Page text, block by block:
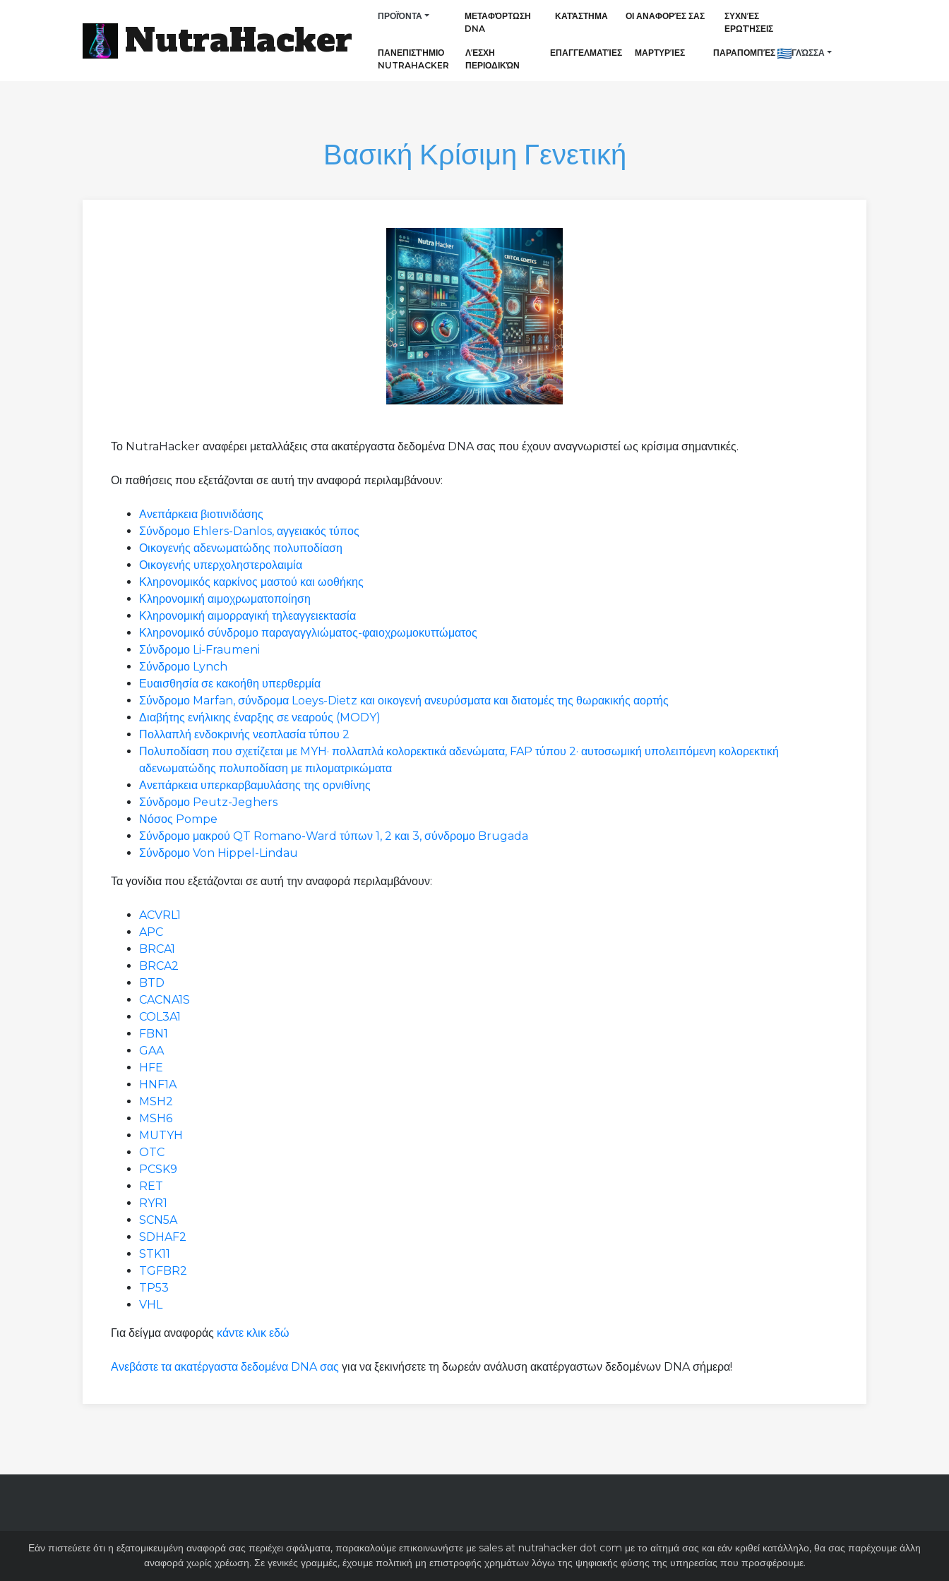
NutraHacker
ΠΡΟΪΌΝΤΑ
ΜΕΤΑΦΌΡΤΩΣΗ
DNA
ΚΑΤΆΣΤΗΜΑ ΟΙ ΑΝΑΦΟΡΈΣ ΣΑΣ
ΣΥΧΝΈΣ
ΕΡΩΤΉΣΕΙΣ
ΠΑΝΕΠΙΣΤΉΜΙΟ
NUTRAHACKER
ΛΈΣΧΗ
ΠΕΡΙΟΔΙΚΏΝ
ΕΠΑΓΓΕΛΜΑΤΊΕΣ ΜΑΡΤΥΡΊΕΣ ΠΑΡΑΠΟΜΠΈΣ ΓΛΏΣΣΑ
Βασική Κρίσιμη Γενετική
Το NutraHacker αναφέρει μεταλλάξεις στα ακατέργαστα δεδομένα DNA σας που έχουν αναγνωριστεί ως κρίσιμα σημαντικές.
Οι παθήσεις που εξετάζονται σε αυτή την αναφορά περιλαμβάνουν:
Ανεπάρκεια βιοτινιδάσης
Σύνδρομο Ehlers-Danlos, αγγειακός τύπος
Οικογενής αδενωματώδης πολυποδίαση
Οικογενής υπερχοληστερολαιμία
Κληρονομικός καρκίνος μαστού και ωοθήκης
Κληρονομική αιμοχρωματοποίηση
Κληρονομική αιμορραγική τηλεαγγειεκτασία
Κληρονομικό σύνδρομο παραγαγγλιώματος-φαιοχρωμοκυττώματος
Σύνδρομο Li-Fraumeni
Σύνδρομο Lynch
Ευαισθησία σε κακοήθη υπερθερμία
Σύνδρομο Marfan, σύνδρομα Loeys-Dietz και οικογενή ανευρύσματα και διατομές της θωρακικής αορτής
Διαβήτης ενήλικης έναρξης σε νεαρούς (MODY)
Πολλαπλή ενδοκρινής νεοπλασία τύπου 2
Πολυποδίαση που σχετίζεται με MYH· πολλαπλά κολορεκτικά αδενώματα, FAP τύπου 2· αυτοσωμική υπολειπόμενη κολορεκτική
αδενωματώδης πολυποδίαση με πιλοματρικώματα
Ανεπάρκεια υπερκαρβαμυλάσης της ορνιθίνης
Σύνδρομο Peutz-Jeghers
Νόσος Pompe
Σύνδρομο μακρού QT Romano-Ward τύπων 1, 2 και 3, σύνδρομο Brugada
Σύνδρομο Von Hippel-Lindau
Τα γονίδια που εξετάζονται σε αυτή την αναφορά περιλαμβάνουν:
ACVRL1
APC
BRCA1
BRCA2
BTD
CACNA1S
COL3A1
FBN1
GAA
HFE
HNF1A
MSH2
MSH6
MUTYH
OTC
PCSK9
RET
RYR1
SCN5A
SDHAF2
STK11
TGFBR2
TP53
VHL
Για δείγμα αναφοράς κάντε κλικ εδώ
Ανεβάστε τα ακατέργαστα δεδομένα DNA σας για να ξεκινήσετε τη δωρεάν ανάλυση ακατέργαστων δεδομένων DNA σήμερα!
Εάν πιστεύετε ότι η εξατομικευμένη αναφορά σας περιέχει σφάλματα, παρακαλούμε επικοινωνήστε με sales at nutrahacker dot com με το αίτημά σας και εάν κριθεί κατάλληλο, θα σας παρέχουμε άλλη
αναφορά χωρίς χρέωση. Σε γενικές γραμμές, έχουμε πολιτική μη επιστροφής χρημάτων λόγω της ψηφιακής φύσης της υπηρεσίας που προσφέρουμε.